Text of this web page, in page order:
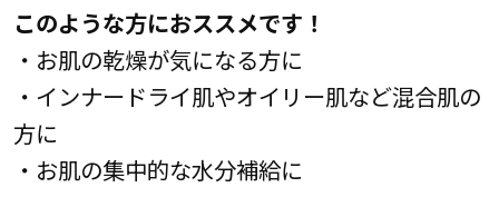
このような方におススメです！
・お肌の乾燥が気になる方に
・インナードライ肌やオイリー肌など混合肌の
方に
・お肌の集中的な水分補給に